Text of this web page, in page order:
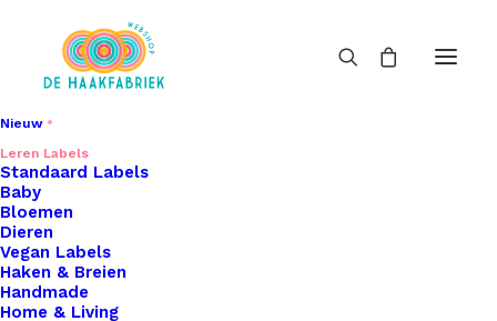
Nieuw
Leren Labels
Standaard Labels
Baby
Bloemen
Dieren
Vegan Labels
Haken & Breien
Handmade
Home & Living